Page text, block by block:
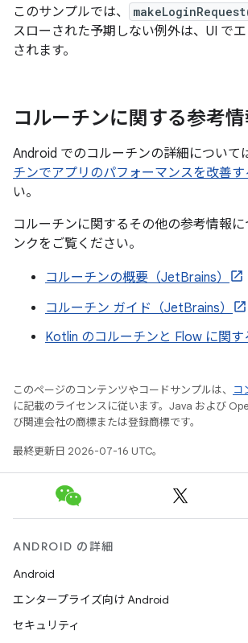
このサンプルでは、
スローされた予期しない例外は、UI で
されます。
コルーチンに関する参考
Android でのコルーチンの詳細について
チンでアプリのパフォーマンスを改善す
い。
コルーチンに関するその他の参考情報
ンクをご覧ください。
コルーチンの概要（JetBrains）
コルーチン ガイド（JetBrains）
Kotlin のコルーチンと Flow に関
このページのコンテンツやコードサンプルは、
コ
に記載のライセンスに従います。Java および
び関連会社の商標または登録商標です。
最終更新日 2026-07-16 UTC。
ANDROID の詳細
Android
エンタープライズ向け Android
セキュリティ